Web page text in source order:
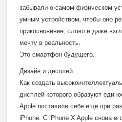
забывали о самом физическом
умным устройством, чтобы оно
прикосновение, слово и даже
мечту в реальность.
Это смартфон будущего.
Дизайн и дисплей
Как создать
дисплей которого образуют
Apple поставили себе ещё при
iPhone. С iPhone X Apple снова